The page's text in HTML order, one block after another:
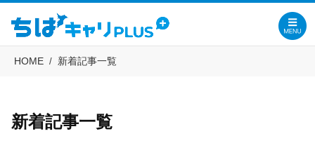
HOME 新着記事一覧
新着記事一覧